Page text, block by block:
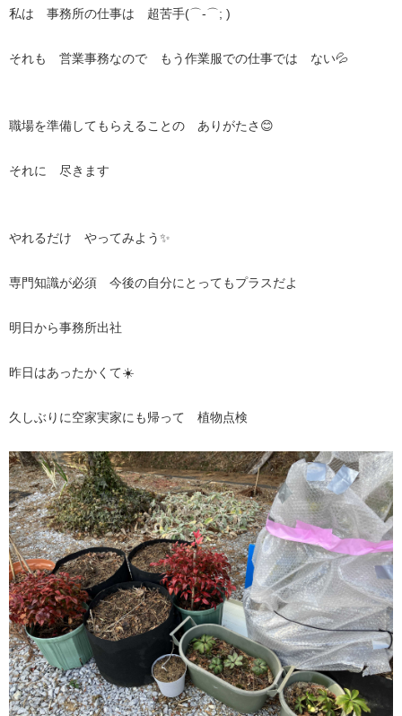
私は 事務所の仕事は 超苦手(⌒-⌒; )
それも 営業事務なので もう作業服での仕事では ない💦
職場を準備してもらえることの ありがたさ😊
それに 尽きます
やれるだけ やってみよう✨
専門知識が必須 今後の自分にとってもプラスだよ
明日から事務所出社
昨日はあったかくて☀️
久しぶりに空家実家にも帰って 植物点検